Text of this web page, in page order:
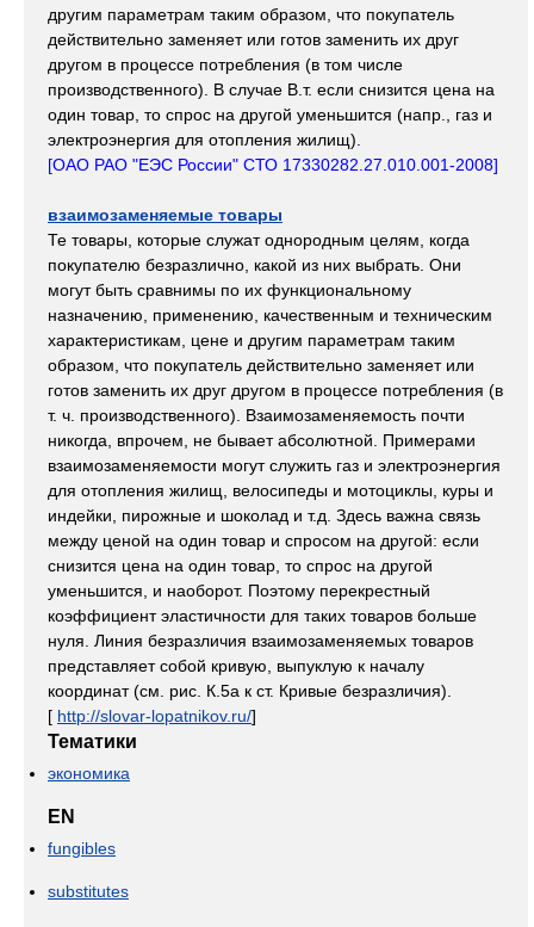
другим параметрам таким образом, что покупатель
действительно заменяет или готов заменить их друг
другом в процессе потребления (в том числе
производственного). В случае В.т. если снизится цена на
один товар, то спрос на другой уменьшится (напр., газ и
электроэнергия для отопления жилищ).
[ОАО РАО "ЕЭС России" СТО 17330282.27.010.001-2008]
взаимозаменяемые товары
Те товары, которые служат однородным целям, когда
покупателю безразлично, какой из них выбрать. Они
могут быть сравнимы по их функциональному
назначению, применению, качественным и техническим
характеристикам, цене и другим параметрам таким
образом, что покупатель действительно заменяет или
готов заменить их друг другом в процессе потребления (в
т. ч. производственного). Взаимозаменяемость почти
никогда, впрочем, не бывает абсолютной. Примерами
взаимозаменяемости могут служить газ и электроэнергия
для отопления жилищ, велосипеды и мотоциклы, куры и
индейки, пирожные и шоколад и т.д. Здесь важна связь
между ценой на один товар и спросом на другой: если
снизится цена на один товар, то спрос на другой
уменьшится, и наоборот. Поэтому перекрестный
коэффициент эластичности для таких товаров больше
нуля. Линия безразличия взаимозаменяемых товаров
представляет собой кривую, выпуклую к началу
координат (см. рис. К.5а к ст. Кривые безразличия).
[ http://slovar-lopatnikov.ru/]
Тематики
экономика
EN
fungibles
substitutes